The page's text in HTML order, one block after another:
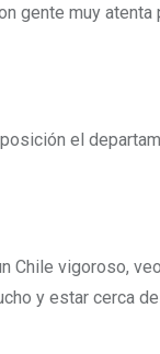
gente muy
el
Chile vigoroso,
y estar cerca